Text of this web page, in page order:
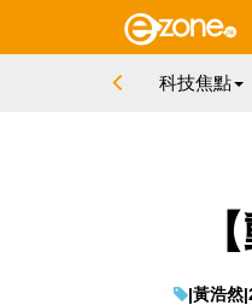
科技焦點
|黃浩然|